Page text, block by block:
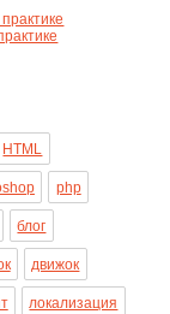
HTML
php
блог
движок
локализация